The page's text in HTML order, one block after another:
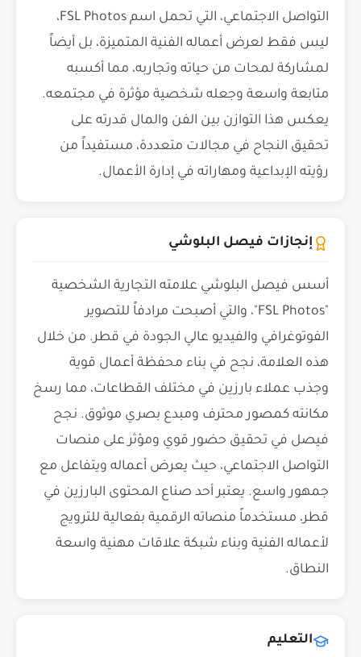
التواصل الاجتماعي، التي تحمل اسم FSL Photos،
ليس فقط لعرض أعماله الفنية المتميزة، بل أيضاً
لمشاركة لمحات من حياته وتجاربه، مما أكسبه
متابعة واسعة وجعله شخصية مؤثرة في مجتمعه.
يعكس هذا التوازن بين الفن والمال قدرته على
تحقيق النجاح في مجالات متعددة، مستفيداً من
رؤيته الإبداعية ومهاراته في إدارة الأعمال.
إنجازات فيصل البلوشي
أسس فيصل البلوشي علامته التجارية الشخصية
"FSL Photos"، والتي أصبحت مرادفاً للتصوير
الفوتوغرافي والفيديو عالي الجودة في قطر. من خلال
هذه العلامة، نجح في بناء محفظة أعمال قوية
وجذب عملاء بارزين في مختلف القطاعات، مما رسخ
مكانته كمصور محترف ومبدع بصري موثوق. نجح
فيصل في تحقيق حضور قوي ومؤثر على منصات
التواصل الاجتماعي، حيث يعرض أعماله ويتفاعل مع
جمهور واسع. يعتبر أحد صناع المحتوى البارزين في
قطر، مستخدماً منصاته الرقمية بفعالية للترويج
لأعماله الفنية وبناء شبكة علاقات مهنية واسعة
النطاق.
التعليم